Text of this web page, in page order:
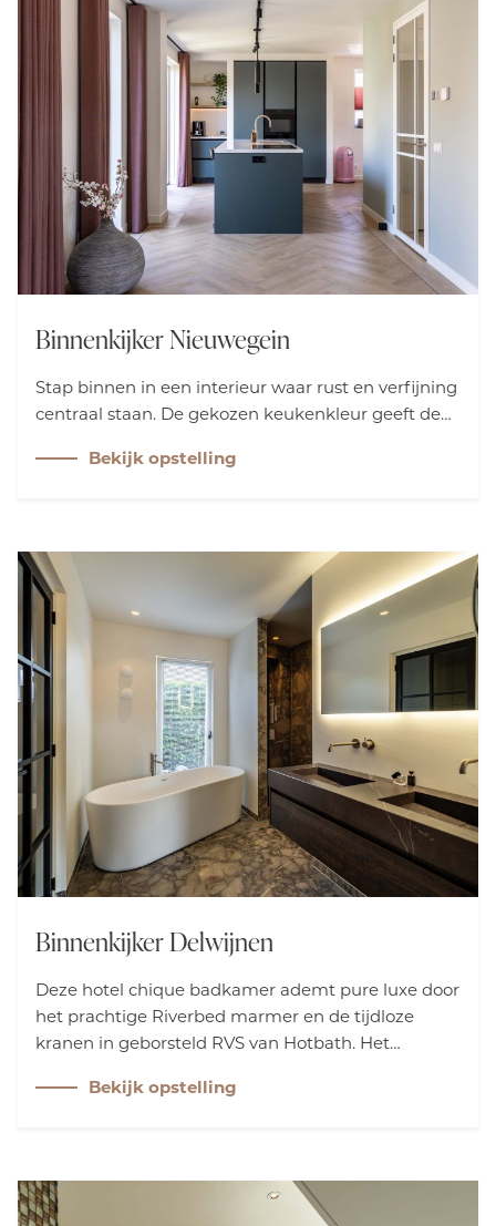
Binnenkijker Nieuwegein
Stap binnen in een interieur waar rust en verfijning
centraal staan. De gekozen keukenkleur geeft de
Kamerhoge gordijnen zorgen voor zachtheid en
Bekijk opstelling
Binnenkijker Delwijnen
Deze hotel chique badkamer ademt pure luxe door
het prachtige Riverbed marmer en de tijdloze
kranen in geborsteld RVS van Hotbath. Het
ligvorm, nodigt uit tot ultieme ontspanning en
Bekijk opstelling